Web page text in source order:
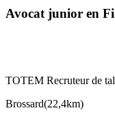
Avocat junior en
TOTEM Recruteur de
Brossard(22,4km)